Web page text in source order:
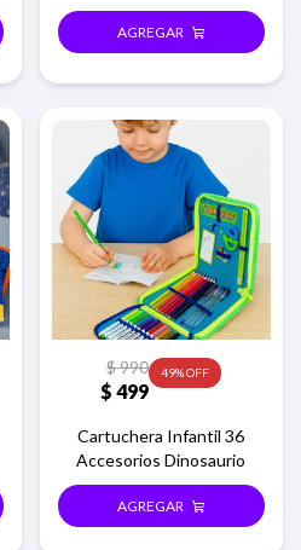
$ 499
$990 49
Cartuchera Infantil 36
Accesorios Dinosaurio